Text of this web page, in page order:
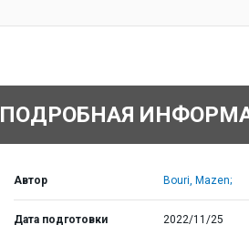
ПОДРОБНАЯ
Автор Bouri, Mazen;
Дата подготовки
2022/11/25